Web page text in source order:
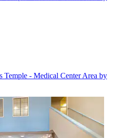
Temple - Medical Center Area by